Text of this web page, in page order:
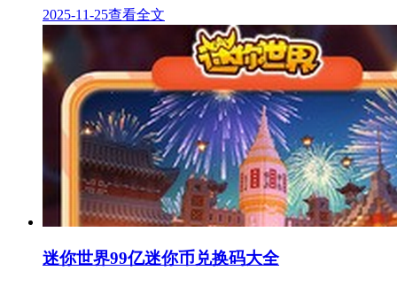
2025-11-25查看全文
迷你世界99亿迷你币兑换码大全